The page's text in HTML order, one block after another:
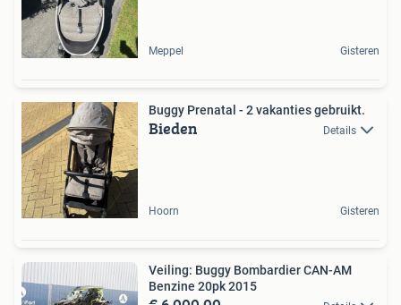
Meppel Gisteren
Buggy Prenatal - 2 vakanties gebruikt.
Bieden Details
Hoorn Gisteren
Veiling: Buggy Bombardier CAN-AM
Benzine 20pk 2015